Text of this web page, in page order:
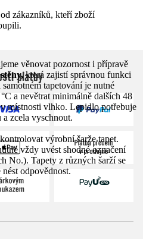
věnovat pozornost i přípravě
která zajistí správnou funkci
tapetování je nutné
a nevětrat minimálně dalších 48
místnosti vlhko. Lepidlo potřebuje
a zcela vyschnout.
výrobní šarže tapet.
vždy uvést shodné označení
No.). Tapety z různých šarží se
odpovědnost.
zákazníků, kteří zboží
platby